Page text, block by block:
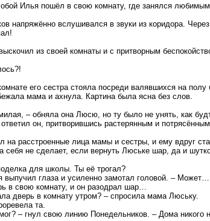
Илья пошёл в свою комнату, где занялся
напряжённо вслушивался в звуки из коридора.
из своей комнаты и с притворным
его сестра стояла посреди валявшихся на
мама и ахнула. Картина была ясна без слов.
– обняла она Люсю, но ту было не унять, как
он, притворившись растерянным и
на расстроенные лица мамы и сестры, и ему вдруг
себя не сделает, если вернуть Люське шар, да и
для школы. Ты её трогал?
выпучил глаза и усиленно замотал головой. –
в свою комнату, и он разодрал шар…
дверь в комнату утром? – спросила мама Люську.
та.
– гнул свою линию Понедельников. – Дома